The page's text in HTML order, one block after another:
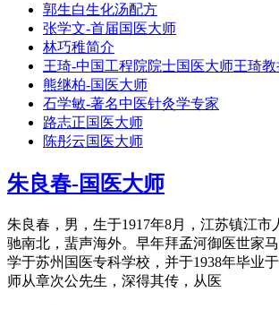
郭生白生化汤配方
张学文-首届国医大师
林巧稚简介
王琦-中国工程院院士国医大师王琦教
熊继柏-国医大师
石学敏-著名中医针灸学专家
路志正国医大师
陈彤云国医大师
朱良春-国医大师
朱良春，男，生于1917年8月，江苏镇江市
驰南北，蜚声海外。早年拜孟河御医世家
学于苏州国医专科学校，并于1938年毕业
师从章次公先生，深得其传，从医